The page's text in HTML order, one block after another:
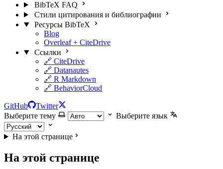
BibTeX FAQ
Стили цитирования и библиографии
Ресурсы BibTeX
Blog
Overleaf + CiteDrive
Ссылки
🔗 CiteDrive
🔗 Datanautes
🔗 R Markdown
🔗 BehaviorCloud
GitHub
Twitter
Выберите тему
Выберите язык
На этой странице
На этой странице